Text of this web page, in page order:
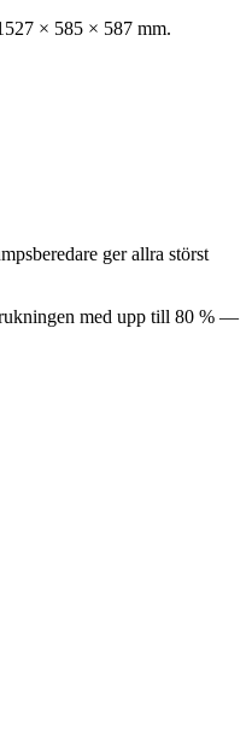
× 585 × 587 mm.
ger allra störst
med upp till 80 % —